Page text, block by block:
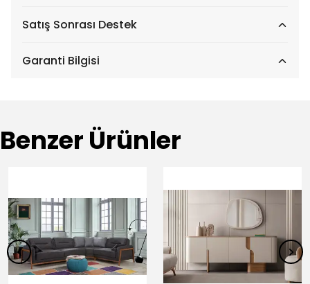
Satış Sonrası Destek
Garanti Bilgisi
Benzer Ürünler